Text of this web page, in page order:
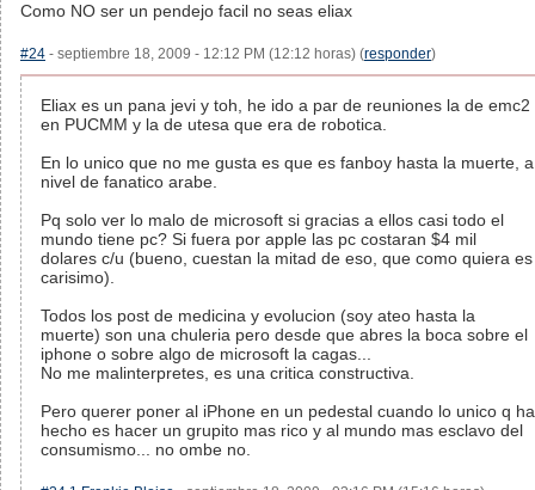
Como NO ser un pendejo facil no seas eliax
#24 - septiembre 18, 2009 - 12:12 PM (12:12 horas) (responder)
Eliax es un pana jevi y toh, he ido a par de reuniones la de emc2
en PUCMM y la de utesa que era de robotica.
En lo unico que no me gusta es que es fanboy hasta la muerte, a
nivel de fanatico arabe.
Pq solo ver lo malo de microsoft si gracias a ellos casi todo el
mundo tiene pc? Si fuera por apple las pc costaran $4 mil
dolares c/u (bueno, cuestan la mitad de eso, que como quiera es
carisimo).
Todos los post de medicina y evolucion (soy ateo hasta la
muerte) son una chuleria pero desde que abres la boca sobre el
iphone o sobre algo de microsoft la cagas...
No me malinterpretes, es una critica constructiva.
Pero querer poner al iPhone en un pedestal cuando lo unico q ha
hecho es hacer un grupito mas rico y al mundo mas esclavo del
consumismo... no ombe no.